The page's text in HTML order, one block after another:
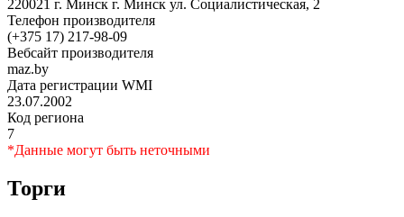
220021 г. Минск г. Минск ул. Социалистическая, 2
Телефон производителя
(+375 17) 217-98-09
Вебсайт производителя
maz.by
Дата регистрации WMI
23.07.2002
Код региона
7
*Данные могут быть неточными
Торги